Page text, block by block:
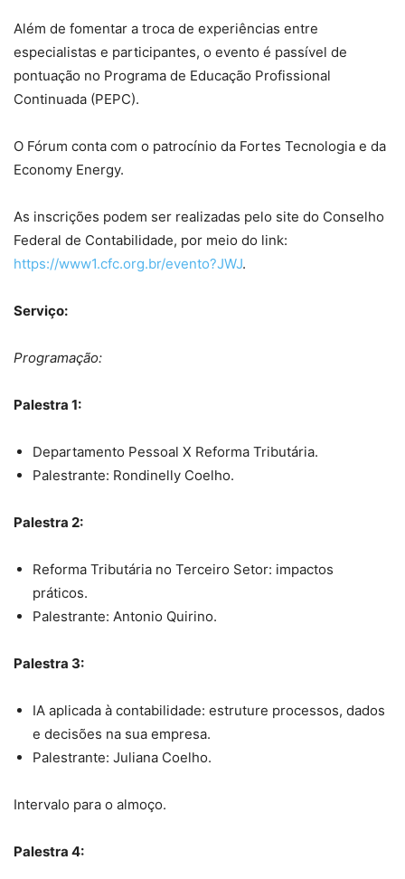
Além de fomentar a troca de experiências entre
especialistas e participantes, o evento é passível de
pontuação no Programa de Educação Profissional
Continuada (PEPC).
O Fórum conta com o patrocínio da Fortes Tecnologia e da
Economy Energy.
As inscrições podem ser realizadas pelo site do Conselho
Federal de Contabilidade, por meio do link:
https://www1.cfc.org.br/evento?JWJ.
Serviço:
Programação:
Palestra 1:
Departamento Pessoal X Reforma Tributária.
Palestrante: Rondinelly Coelho.
Palestra 2:
Reforma Tributária no Terceiro Setor: impactos
práticos.
Palestrante: Antonio Quirino.
Palestra 3:
IA aplicada à contabilidade: estruture processos, dados
e decisões na sua empresa.
Palestrante: Juliana Coelho.
Intervalo para o almoço.
Palestra 4: